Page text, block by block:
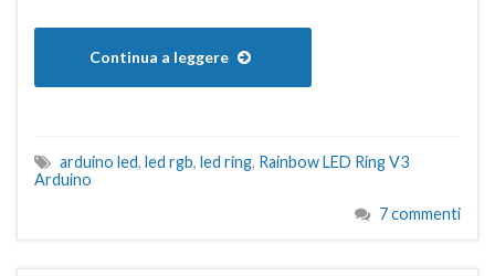
Continua a leggere
arduino led, led rgb, led ring, Rainbow LED Ring V3
Arduino
7 commenti